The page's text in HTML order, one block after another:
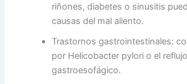
riñones, diabetes o sinusitis
causas del mal aliento.
Trastornos gastrointestinales:
por Helicobacter pylori o el reflujo
gastroesofágico.